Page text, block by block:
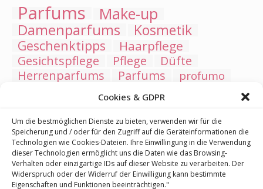
Cookies & GDPR
Um die bestmöglichen Dienste zu bieten, verwenden wir für die
Speicherung und / oder für den Zugriff auf die Geräteinformationen die
Technologien wie Cookies-Dateien. Ihre Einwillingung in die Verwendung
dieser Technologien ermöglicht uns die Daten wie das Browsing-
Verhalten oder einzigartige IDs auf dieser Website zu verarbeiten. Der
Widerspruch oder der Widerruf der Einwilligung kann bestimmte
Eigenschaften und Funktionen beeinträchtigen."
Parfums Make-up
Damenparfums Kosmetik
Geschenktipps Haarpflege
Gesichtspflege Pflege
Düfte
Herrenparfums
Parfums profumo
Hautpflege, Gesichtspflege Lippen
Neuheiten
Sonnenschutzkosmetik
Trockenshampoo
Körperpflege
Hautprobleme
Geschenksets
Lippenstift
Arabische
Weihnachten
Wellness Bad Shampoo
Vitamin C
Feuchtigkeitsbooster
Kinderkosmetik
trucco